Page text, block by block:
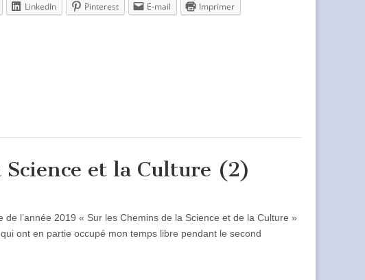
LinkedIn Pinterest E-mail Imprimer
et la Culture (2)
l’année 2019 « Sur les Chemins de la Science et de la Culture »
ont en partie occupé mon temps libre pendant le second